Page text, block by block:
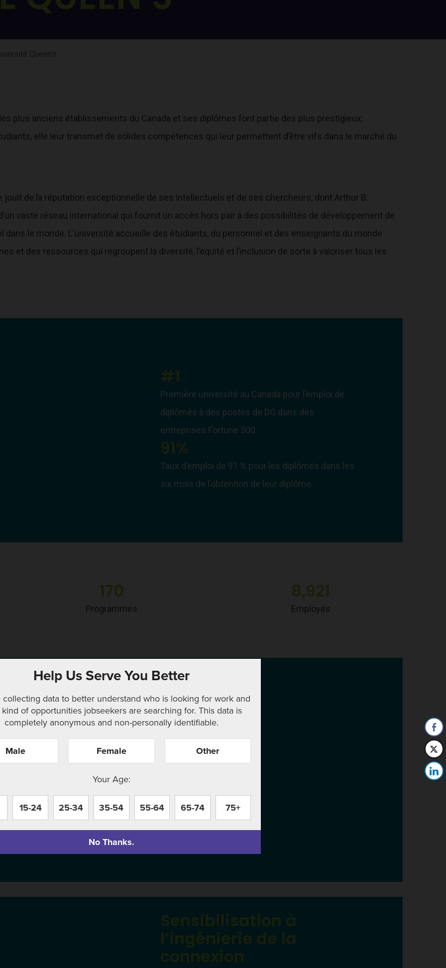
plus anciens établissements du Canada et ses diplômes font partie des plus prestigieux.
elle leur transmet de solides compétences qui leur permettent d’être vifs dans le marché du
jouit de la réputation exceptionnelle de ses intellectuels et de ses chercheurs, dont Arthur B.
vaste réseau international qui fournit un accès hors pair à des possibilités de développement de
le monde. L’université accueille des étudiants, du personnel et des enseignants du monde
et des ressources qui regroupent la diversité, l’équité et l’inclusion de sorte à valoriser tous les
#1
Première université au Canada pour l’emploi de
diplômés à des postes de DG dans des
entreprises Fortune 500.
91%
Taux d’emploi de 91 % pour les diplômés dans les
six mois de l’obtention de leur diplôme.
170
Programmes
8,921
Employés
aux
et l’été à
le rôle
l’imagination
à la
il y
Sensibilisation à
l’ingénierie de la
connexion
Help Us Serve You Better
collecting data to better understand who is looking for work and
of opportunities jobseekers are searching for. This data is
completely anonymous and non-personally identifiable.
Male Female Other
Your Age:
15-24 25-34 35-54 55-64 65-74 75+
No Thanks.